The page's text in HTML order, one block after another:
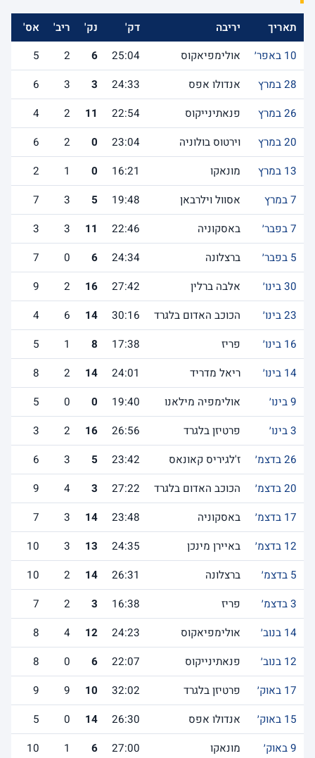
תאריך יריבה דק' נק' ריב' אס'
10 באפר׳
אולימפיאקוס 25:04
6
2
5
28 במרץ
אנדולו אפס 24:33
3
3
6
26 במרץ
פנאתינייקוס 22:54
11
2
4
20 במרץ
וירטוס בולוניה 23:04
0
2
6
13 במרץ
מונאקו 16:21
0
1
2
7 במרץ
אסוול וילרבאן 19:48
5
3
7
7 בפבר׳
באסקוניה 22:46
11
3
3
5 בפבר׳
ברצלונה 24:34
6
0
7
30 בינו׳
אלבה ברלין 27:42
16
2
9
23 בינו׳
הכוכב האדום בלגרד 30:16
14
6
4
16 בינו׳
פריז 17:38
8
1
5
14 בינו׳
ריאל מדריד 24:01
14
2
8
9 בינו׳
אולימפיה מילאנו 19:40
0
0
5
3 בינו׳
פרטיזן בלגרד 26:56
16
2
3
26 בדצמ׳
ז'לגיריס קאונאס 23:42
5
3
6
20 בדצמ׳
הכוכב האדום בלגרד 27:22
3
4
9
17 בדצמ׳
באסקוניה 23:48
14
3
7
12 בדצמ׳
באיירן מינכן 24:35
13
3
10
5 בדצמ׳
ברצלונה 26:31
14
2
10
3 בדצמ׳
פריז 16:38
3
2
7
14 בנוב׳
אולימפיאקוס 24:23
12
4
8
12 בנוב׳
פנאתינייקוס 22:07
6
0
8
17 באוק׳
פרטיזן בלגרד 32:02
10
9
9
15 באוק׳
אנדולו אפס 26:30
14
0
5
9 באוק׳
מונאקו 27:00
6
1
10